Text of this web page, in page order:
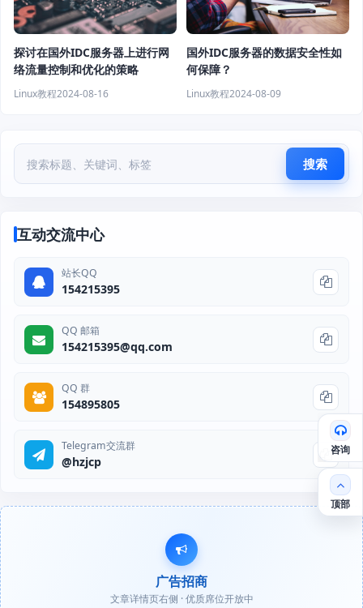
探讨在国外IDC服务器上进行网
络流量控制和优化的策略
Linux教程2024-08-16
国外IDC服务器的数据安全性如
何保障？
Linux教程2024-08-09
搜索
互动交流中心
站长QQ
154215395
QQ 邮箱
154215395@qq.com
QQ 群
154895805
Telegram交流群
@hzjcp
广告招商
文章详情页右侧 · 优质席位开放中
咨询
顶部